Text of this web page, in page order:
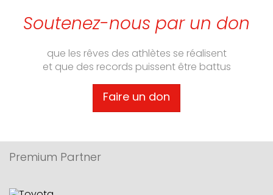
Soutenez-nous par un don
que les rêves des athlètes se réalisent
et que des records puissent être battus
Faire un don
Premium Partner